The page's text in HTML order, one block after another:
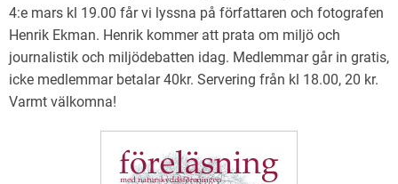
4:e mars kl 19.00 får vi lyssna på författaren och fotografen
Henrik Ekman. Henrik kommer att prata om miljö och
journalistik och miljödebatten idag. Medlemmar går in gratis,
icke medlemmar betalar 40kr. Servering från kl 18.00, 20 kr.
Varmt välkomna!